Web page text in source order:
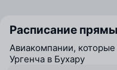
Расписание
Авиакомпании,
Ургенча в Бухару